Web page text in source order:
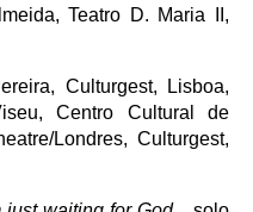
Teatro D. Maria II,
Culturgest, Lisboa,
Centro Cultural de
Londres, Culturgest,